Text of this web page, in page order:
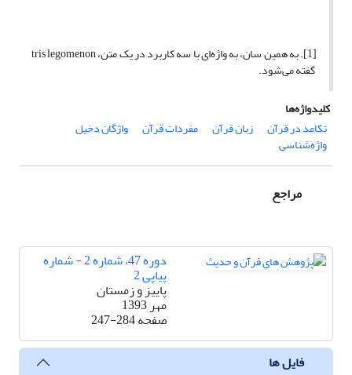
[1]. به همین سان، به واژه‌ای با سه کاربرد در یک متن، tris legomenon
گفته می‌شود.
کلیدواژه‌ها
تکامد در قرآن
زبان قرآن مفردات قرآن واژگان دخیل
واژه‌شناسی
مراجع
دوره 47، شماره 2 - شماره
پیاپی 2
پاییز و زمستان
مهر 1393
صفحه247-284
فایل ها